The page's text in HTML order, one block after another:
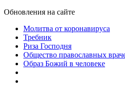
Обновления на сайте
Молитва от коронавируса
Требник
Риза Господня
Общество православных
Образ Божий в человеке